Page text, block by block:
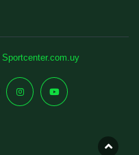
Sportcenter.com.uy